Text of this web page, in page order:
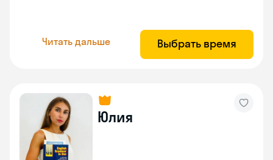
Читать дальше Выбрать время
Юлия